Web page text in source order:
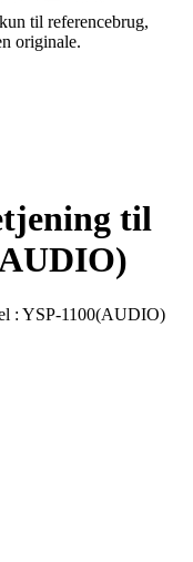
til referencebrug,
originale.
til
: YSP-1100(AUDIO)